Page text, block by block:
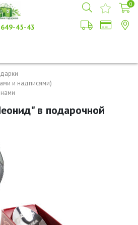
45-43
0
и надписями)
в подарочной